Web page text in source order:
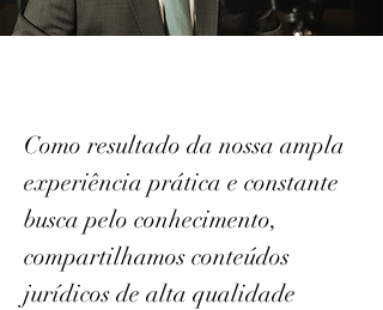
Como resultado da nossa ampla
experiência prática e constante
busca pelo conhecimento,
compartilhamos conteúdos
jurídicos de alta qualidade